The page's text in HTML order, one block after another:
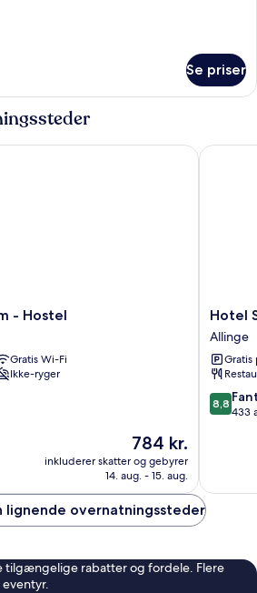
Se priser
- Hostel
Gratis Wi-Fi
Ikke-ryger
Prisen
784 kr.
784 kr.
inkluderer skatter og gebyrer
14. aug. - 15. aug.
Hotel
Sandvig
Havn
Allinge
Hotel
Allinge
Gratis
8.8
ud
8,8
433
Hotel
lignende overnatningssteder
tilgængelige rabatter og fordele. Flere